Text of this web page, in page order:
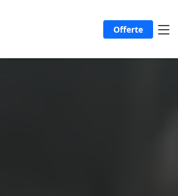
Offerte